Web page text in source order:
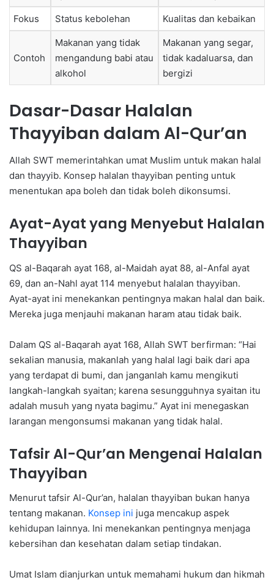
Fokus Status kebolehan Kualitas dan kebaikan
Contoh
Makanan yang tidak
mengandung babi atau
alkohol
Makanan yang segar,
tidak kadaluarsa, dan
bergizi
Dasar-Dasar Halalan
Thayyiban dalam Al-Qur’an
Allah SWT memerintahkan umat Muslim untuk makan halal
dan thayyib. Konsep halalan thayyiban penting untuk
menentukan apa boleh dan tidak boleh dikonsumsi.
Ayat-Ayat yang Menyebut Halalan
Thayyiban
QS al-Baqarah ayat 168, al-Maidah ayat 88, al-Anfal ayat
69, dan an-Nahl ayat 114 menyebut halalan thayyiban.
Ayat-ayat ini menekankan pentingnya makan halal dan baik.
Mereka juga menjauhi makanan haram atau tidak baik.
Dalam QS al-Baqarah ayat 168, Allah SWT berfirman: “Hai
sekalian manusia, makanlah yang halal lagi baik dari apa
yang terdapat di bumi, dan janganlah kamu mengikuti
langkah-langkah syaitan; karena sesungguhnya syaitan itu
adalah musuh yang nyata bagimu.” Ayat ini menegaskan
larangan mengonsumsi makanan yang tidak halal.
Tafsir Al-Qur’an Mengenai Halalan
Thayyiban
Menurut tafsir Al-Qur’an, halalan thayyiban bukan hanya
tentang makanan. Konsep ini juga mencakup aspek
kehidupan lainnya. Ini menekankan pentingnya menjaga
kebersihan dan kesehatan dalam setiap tindakan.
Umat Islam dianjurkan untuk memahami hukum dan hikmah